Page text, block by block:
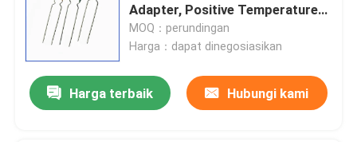
Adapter, Positive Temperature
Thermistor Untuk Mengganti
Sumber Daya
MOQ：perundingan
Harga：dapat dinegosiasikan
Harga terbaik Hubungi kami